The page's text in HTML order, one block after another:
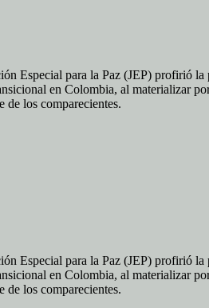
Especial para la Paz (JEP) profirió la
en Colombia, al materializar
de los comparecientes.
Especial para la Paz (JEP) profirió la
en Colombia, al materializar
de los comparecientes.